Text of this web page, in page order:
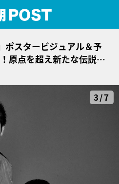
ポスタービジュアル＆予
原点を超え新たな伝説の
3/7